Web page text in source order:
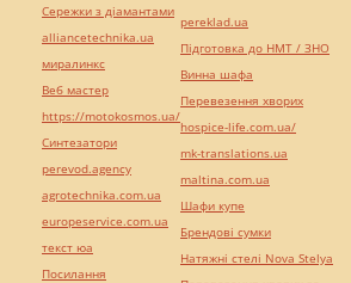
Сережки з діамантами
alliancetechnika.ua
миралинкс
Веб мастер
https://motokosmos.ua/
Синтезатори
perevod.agency
agrotechnika.com.ua
europeservice.com.ua
текст юа
Посилання
pereklad.ua
Підготовка до НМТ / ЗНО
Винна шафа
Перевезення хворих
hospice-life.com.ua/
mk-translations.ua
maltina.com.ua
Шафи купе
Брендові сумки
Натяжні стелі Nova Stelya